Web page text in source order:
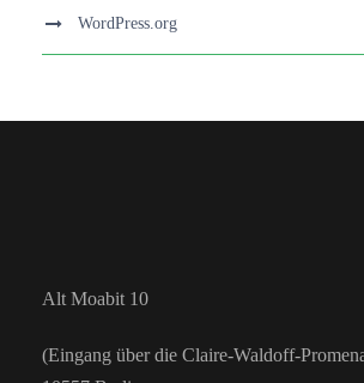
WordPress.org
Alt Moabit 10
(Eingang über die Claire-Waldoff-